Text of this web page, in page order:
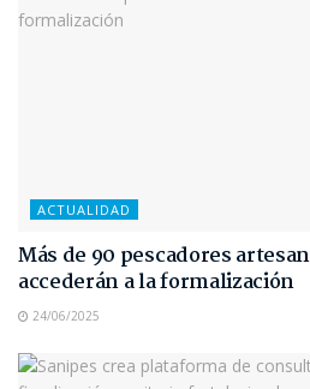
ACTUALIDAD
Más de 90 pescadores
accederán a la formalización
24/06/2025